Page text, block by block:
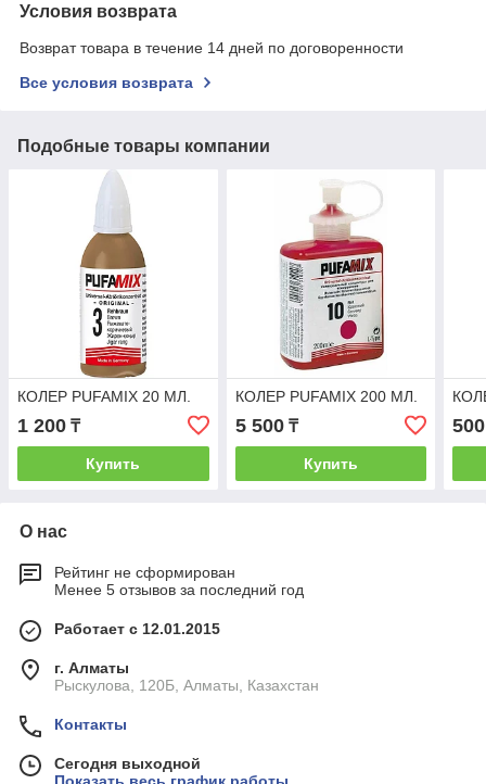
Условия возврата
Возврат товара в течение 14 дней по договоренности
Все условия возврата
Подобные товары компании
КОЛЕР PUFAMIX 20 МЛ.
1 200 ₸
Купить
КОЛЕР PUFAMIX 200 МЛ.
5 500₸
Купить
500
О нас
Рейтинг не сформирован
Менее 5 отзывов за последний год
Работает с 12.01.2015
г. Алматы
Рыскулова, 120Б, Алматы, Казахстан
Контакты
Сегодня выходной